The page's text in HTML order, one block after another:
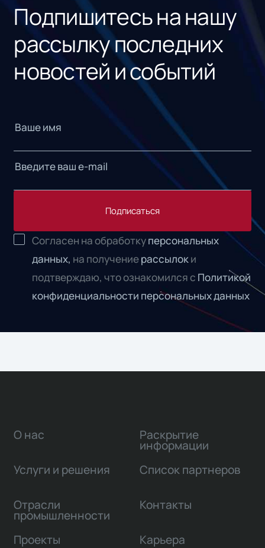
Подпишитесь на нашу
рассылку последних
новостей и событий
Подписаться
Согласен на обработкуперсональных
данных, на получениерассылоки
подтверждаю, что ознакомился с Политикой
конфиденциальности персональных данных
О нас
Услуги и решения
Отрасли
промышленности
Проекты
Раскрытие
информации
Список партнеров
Контакты
Карьера